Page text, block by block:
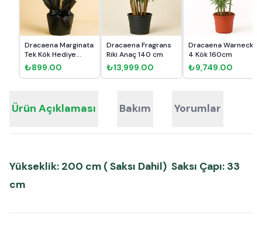
Dracaena Marginata
Tek Kök Hediye
Paket...
₺899.00
Dracaena Fragrans
Riki Anaç 140 cm
₺13,999.00
Dracaena Warneckii
4 Kök 160cm
₺9,749.00
Ürün Açıklaması Bakım Yorumlar
Yükseklik: 200 cm ( Saksı Dahil) Saksı Çapı: 33
cm
ChatGPT: